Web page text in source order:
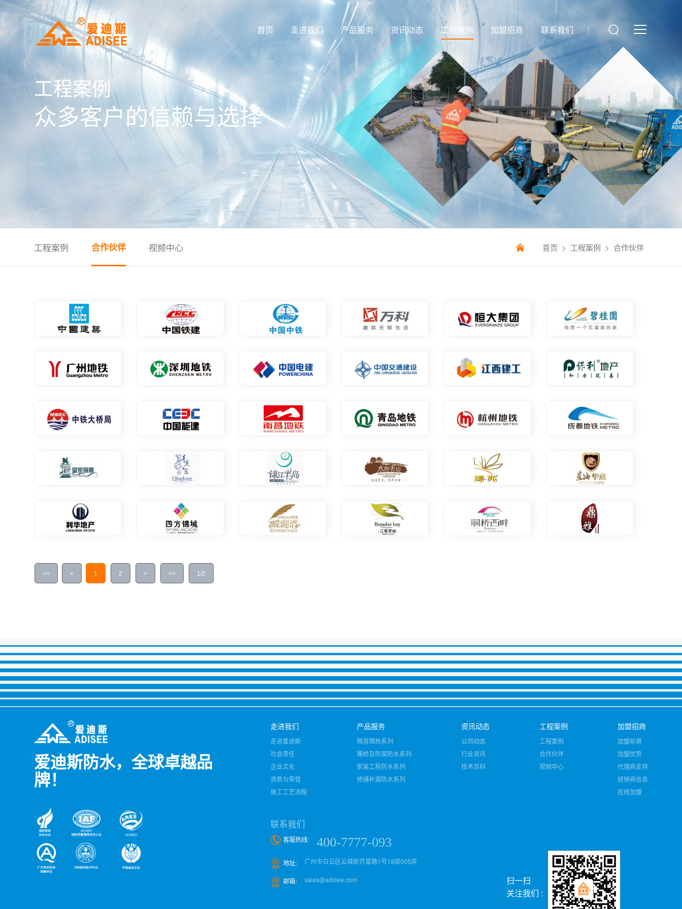
首页 走进我们 产品服务 资讯动态 工程案例 加盟招商 联系我们 
工程案例
众多客户的信赖与选择
工程案例 合作伙伴 视频中心 首页 > 工程案例 > 合作伙伴
<< < 1 2 > >> 1/2
爱迪斯防水，全球卓越品
牌！
走进我们
走进爱迪斯
社会责任
企业文化
资质与荣誉
施工工艺流程
产品服务
隔音隔热系列
路桥及防腐防水系列
家装工程防水系列
修缮补漏防水系列
资讯动态
公司动态
行业资讯
技术百科
工程案例
工程案例
合作伙伴
视频中心
加盟招商
加盟前景
加盟优势
代理商支持
经销商信息
在线加盟
联系我们
客服热线: 400-7777-093
地址: 广州市白云区云城街齐富路1号18层005房
邮箱: salas@adisee.com
扫一扫
关注我们 :